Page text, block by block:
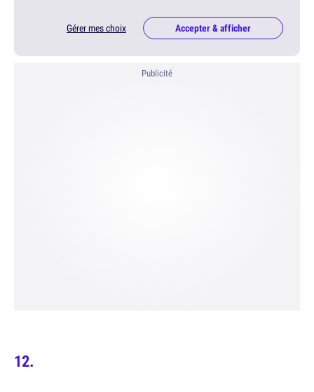
Gérer mes choix Accepter & afficher
Publicité